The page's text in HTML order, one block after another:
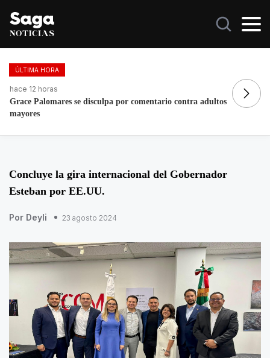
ÚLTIMA HORA
hace 2 días, 14 horas
Fortalece la economía circular; recupera 30 toneladas de
residuos
Concluye la gira internacional del Gobernador
Esteban por EE.UU.
Por Deyli 23 agosto 2024